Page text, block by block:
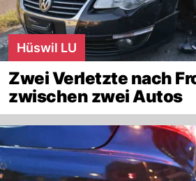
Hüswil LU
Zwei Verletzte nach
zwischen zwei Autos